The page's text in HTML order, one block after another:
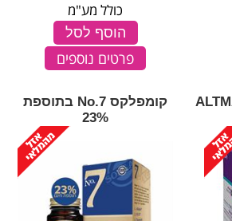
כולל מע"מ
הוסף לסל
פרטים נוספים
קומפלקס No.7 בתוספת
23%